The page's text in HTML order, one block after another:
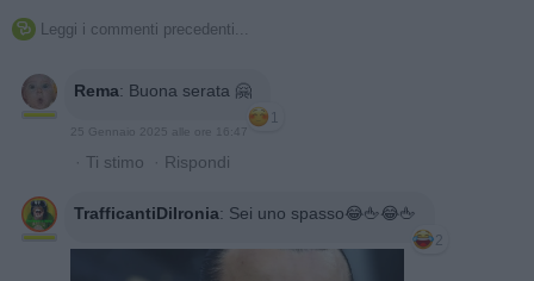
 Leggi i commenti precedenti...
Rema: Buona serata 🤗
1
25 Gennaio 2025 alle ore 16:47
· Ti stimo · Rispondi
TrafficantiDiIronia: Sei uno spasso😂🖕😂🖕
2